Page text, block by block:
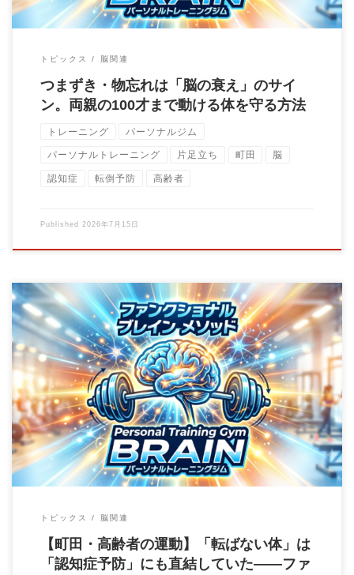
トピックス 脳関連
つまずき・物忘れは「脳の衰え」のサイ
ン。両親の100才まで動ける体を守る方法
トレーニング パーソナルジム
パーソナルトレーニング 片足立ち 町田 脳
認知症 転倒予防 高齢者
Published 2026年7月15日
「最近、段差でつまずくことが増えた気がする」 「親が転倒し
て、骨折してしまった……」 「認知症が心配 […]
トピックス 脳関連
【町田・高齢者の運動】「転ばない体」は
「認知症予防」にも直結していた——ファ